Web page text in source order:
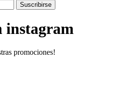
Suscribirse
instagram
promociones!